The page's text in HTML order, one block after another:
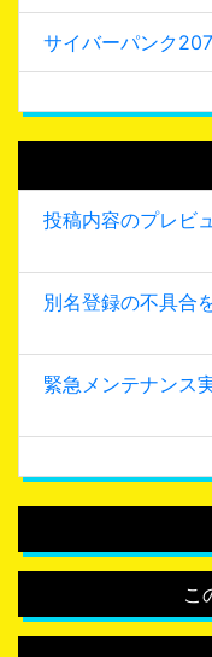
サイバーパンク
投稿内容のプレビ
別名登録の不具合
こ